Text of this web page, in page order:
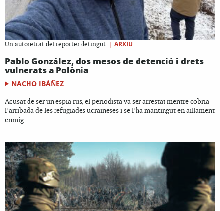
Un autoretrat del reporter detingut | ARXIU
Pablo González, dos mesos de detenció i drets
vulnerats a Polònia
NACHO IBÁÑEZ
Acusat de ser un espia rus, el periodista va ser arrestat mentre cobria
l’arribada de les refugiades ucraïneses i se l’ha mantingut en aïllament
enmig...